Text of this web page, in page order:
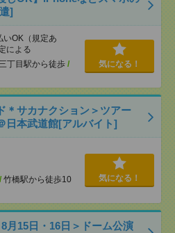
]
OK（規定あ
による
丁目駅から徒歩 /
気になる！
＊サカナクション＞ツアー
日本武道館[アルバイト]
/ 竹橋駅から徒歩10
気になる！
月15日・16日＞ドーム公演